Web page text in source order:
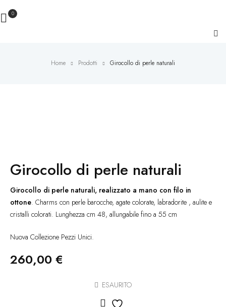
0
Home Prodotti Girocollo di perle naturali
Girocollo di perle naturali
Girocollo di perle naturali, realizzato a mano con filo in
ottone. Charms con perle barocche, agate colorate, labradorite , aulite e
cristalli colorati. Lunghezza cm 48, allungabile fino a 55 cm
Nuova Collezione Pezzi Unici.
260,00 €
ESAURITO